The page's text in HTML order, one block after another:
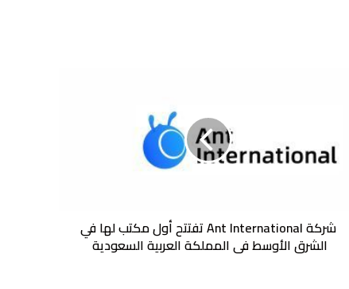
مكتب
الأوسط
شركة Ant International تفتتح أول مكتب لها في
الشرق الأوسط في المملكة العربية السعودية